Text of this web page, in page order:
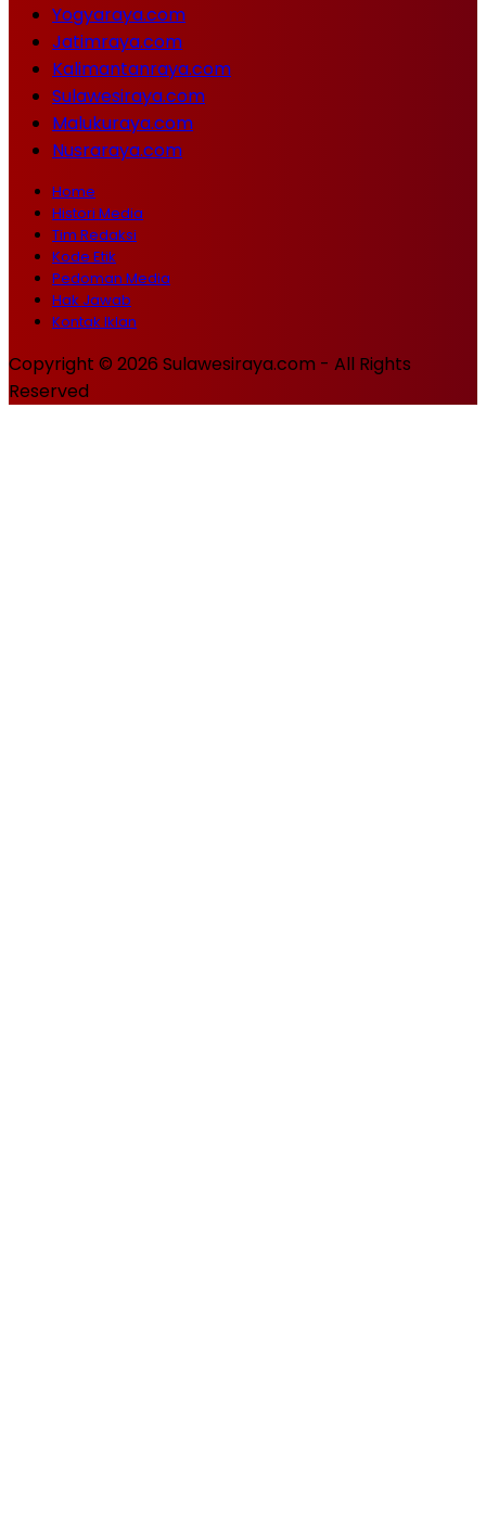
Yogyaraya.com
Jatimraya.com
Kalimantanraya.com
Sulawesiraya.com
Malukuraya.com
Nusraraya.com
Home
Histori Media
Tim Redaksi
Kode Etik
Pedoman Media
Hak Jawab
Kontak Iklan
Copyright © 2026 Sulawesiraya.com - All Rights
Reserved